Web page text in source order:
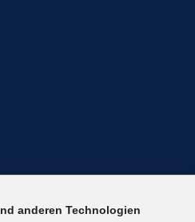
anderen Technologien